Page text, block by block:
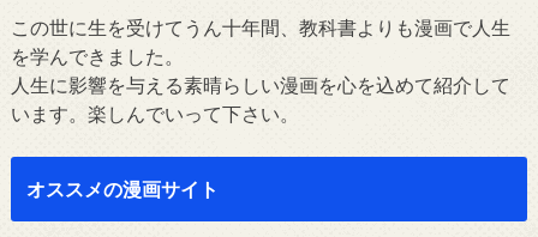
この世に生を受けてうん十年間、教科書よりも漫画で人生
を学んできました。
人生に影響を与える素晴らしい漫画を心を込めて紹介して
います。楽しんでいって下さい。
オススメの漫画サイト